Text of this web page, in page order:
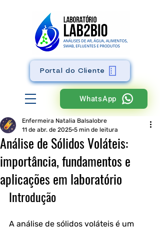
WhatsApp
Portal do Cliente
Análise de Sólidos Voláteis:
importância, fundamentos e
aplicações em laboratório
Enfermeira Natalia Balsalobre
11 de abr. de 2025 5 min de leitura
Introdução
A análise de sólidos voláteis é um